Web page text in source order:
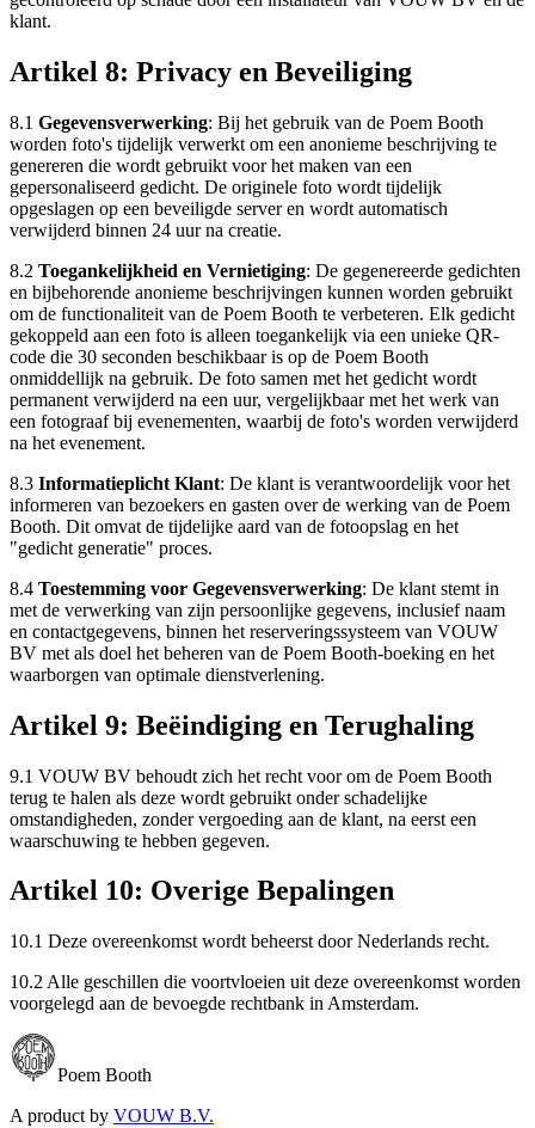
klant.
Artikel 8: Privacy en Beveiliging
8.1 Gegevensverwerking: Bij het gebruik van de Poem Booth
worden foto's tijdelijk verwerkt om een anonieme beschrijving te
genereren die wordt gebruikt voor het maken van een
gepersonaliseerd gedicht. De originele foto wordt tijdelijk
opgeslagen op een beveiligde server en wordt automatisch
verwijderd binnen 24 uur na creatie.
8.2 Toegankelijkheid en Vernietiging: De gegenereerde gedichten
en bijbehorende anonieme beschrijvingen kunnen worden gebruikt
om de functionaliteit van de Poem Booth te verbeteren. Elk gedicht
gekoppeld aan een foto is alleen toegankelijk via een unieke QR-
code die 30 seconden beschikbaar is op de Poem Booth
onmiddellijk na gebruik. De foto samen met het gedicht wordt
permanent verwijderd na een uur, vergelijkbaar met het werk van
een fotograaf bij evenementen, waarbij de foto's worden verwijderd
na het evenement.
8.3 Informatieplicht Klant: De klant is verantwoordelijk voor het
informeren van bezoekers en gasten over de werking van de Poem
Booth. Dit omvat de tijdelijke aard van de fotoopslag en het
"gedicht generatie" proces.
8.4 Toestemming voor Gegevensverwerking: De klant stemt in
met de verwerking van zijn persoonlijke gegevens, inclusief naam
en contactgegevens, binnen het reserveringssysteem van VOUW
BV met als doel het beheren van de Poem Booth-boeking en het
waarborgen van optimale dienstverlening.
Artikel 9: Beëindiging en Terughaling
9.1 VOUW BV behoudt zich het recht voor om de Poem Booth
terug te halen als deze wordt gebruikt onder schadelijke
omstandigheden, zonder vergoeding aan de klant, na eerst een
waarschuwing te hebben gegeven.
Artikel 10: Overige Bepalingen
10.1 Deze overeenkomst wordt beheerst door Nederlands recht.
10.2 Alle geschillen die voortvloeien uit deze overeenkomst worden
voorgelegd aan de bevoegde rechtbank in Amsterdam.
Poem Booth
A product by VOUW B.V.